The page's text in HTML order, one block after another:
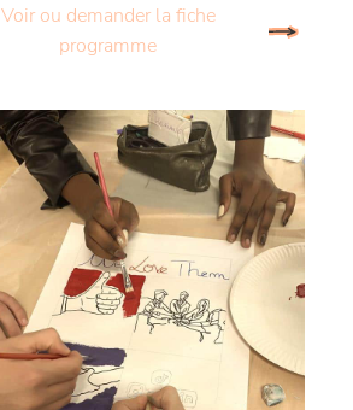
Voir ou demander la fiche
programme